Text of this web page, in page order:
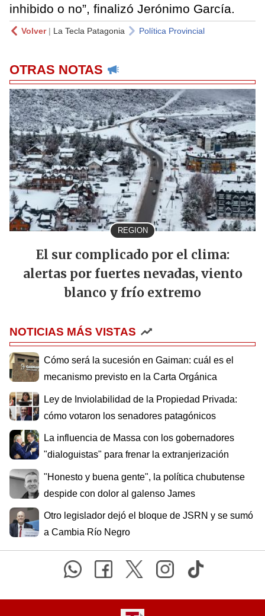
inhibido o no”, finalizó Jerónimo García.
Volver| La Tecla Patagonia Política Provincial
OTRAS NOTAS
REGION
El sur complicado por el clima:
alertas por fuertes nevadas, viento
blanco y frío extremo
NOTICIAS MÁS VISTAS
Cómo será la sucesión en Gaiman: cuál es el
mecanismo previsto en la Carta Orgánica
Ley de Inviolabilidad de la Propiedad Privada:
cómo votaron los senadores patagónicos
La influencia de Massa con los gobernadores
"dialoguistas" para frenar la extranjerización
"Honesto y buena gente", la política chubutense
despide con dolor al galenso James
Otro legislador dejó el bloque de JSRN y se sumó
a Cambia Río Negro